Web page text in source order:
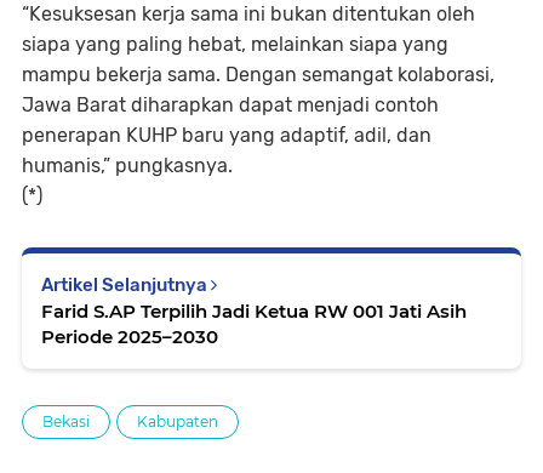
“Kesuksesan kerja sama ini bukan ditentukan oleh
siapa yang paling hebat, melainkan siapa yang
mampu bekerja sama. Dengan semangat kolaborasi,
Jawa Barat diharapkan dapat menjadi contoh
penerapan KUHP baru yang adaptif, adil, dan
humanis,” pungkasnya.
(*)
Artikel Selanjutnya
Farid S.AP Terpilih Jadi Ketua RW 001 Jati Asih
Periode 2025–2030
Bekasi Kabupaten